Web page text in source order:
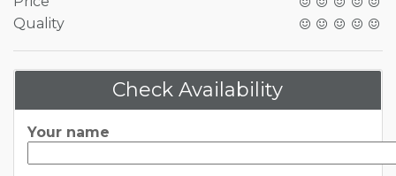
Quality
Check Availability
Your name